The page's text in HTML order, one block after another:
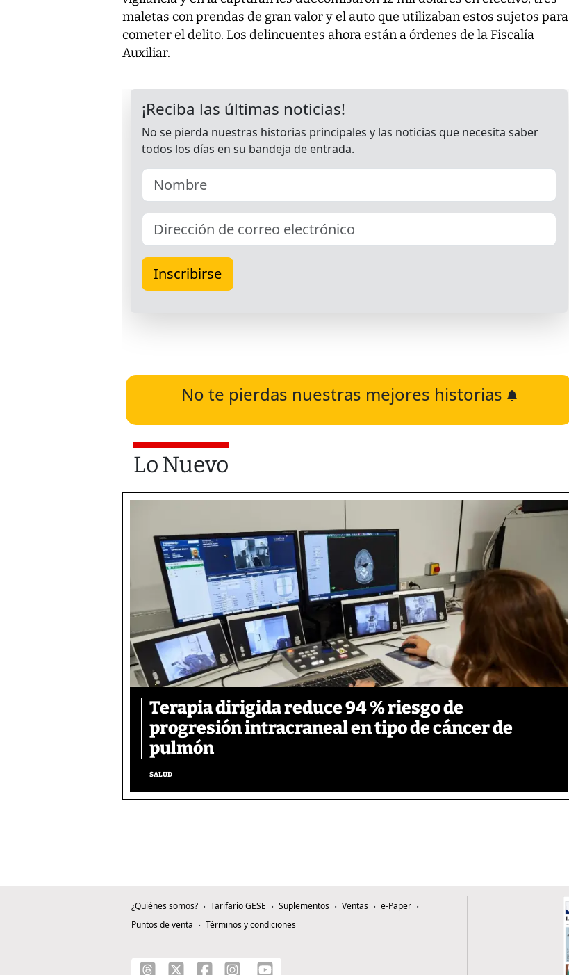
maletas con prendas de gran valor y el auto que utilizaban estos sujetos para
cometer el delito. Los delincuentes ahora están a órdenes de la Fiscalía
Auxiliar.
No te pierdas nuestras mejores historias
Lo Nuevo
Terapia dirigida reduce 94 % riesgo de
progresión intracraneal en tipo de cáncer de
pulmón
SALUD
¿Quiénes somos? Tarifario GESE Suplementos Ventas
e-Paper
Puntos de venta
Términos y condiciones